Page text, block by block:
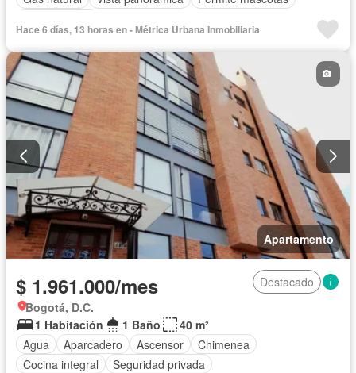
Hace 6 días, 13 horas en - Métrica Urbana Inmobiliaria
Apartamento
$ 1.961.000/mes
Destacado
Bogotá, D.C.
1 Habitación
1 Baño
40 m²
Agua
Aparcadero Ascensor
Chimenea
Cocina integral
Seguridad privada